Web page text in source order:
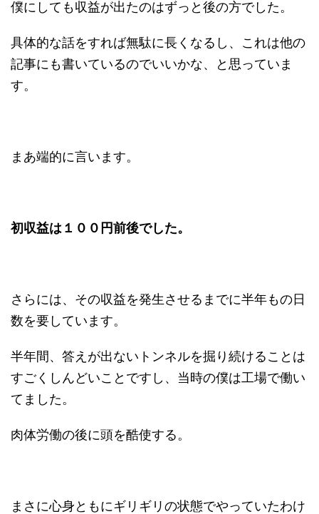
僕にしても収益が出たのはずっと後の方でした。
具体的な話をすれば無駄に長くなるし、これは他の
記事にも書いているのでいいかな、と思っていま
す。
まあ端的に言います。
初収益は１００円前後でした。
さらには、その収益を発生させるまでに半年もの日
数を要しています。
半年間、答えが出ないトンネルを掘り続けることは
すごくしんどいことですし、当時の僕は工場で働い
てました。
肉体労働の後に頭を酷使する。
まさに心身ともにギリギリの状態でやっていたわけ